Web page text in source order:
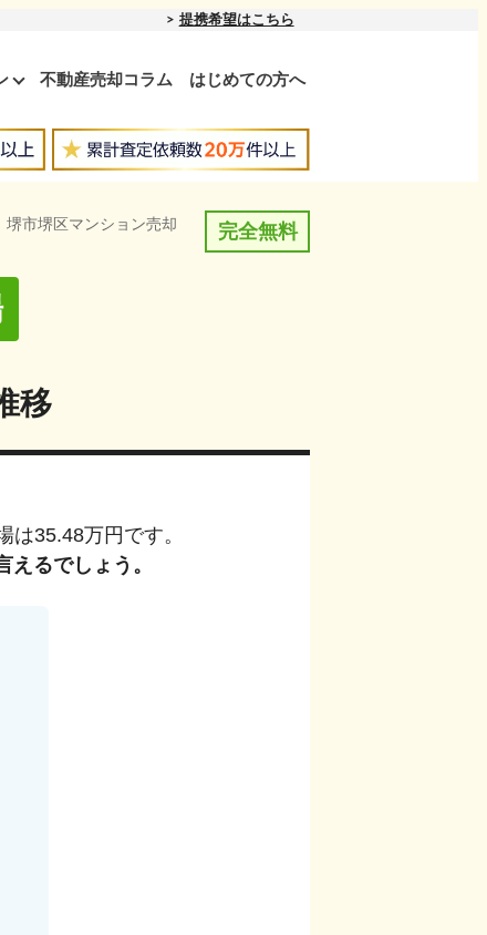
提携希望はこちら
不動産売却コラム はじめての方へ
堺市堺区マンション売却 完全無料
移
は35.48万円です。
るでしょう。